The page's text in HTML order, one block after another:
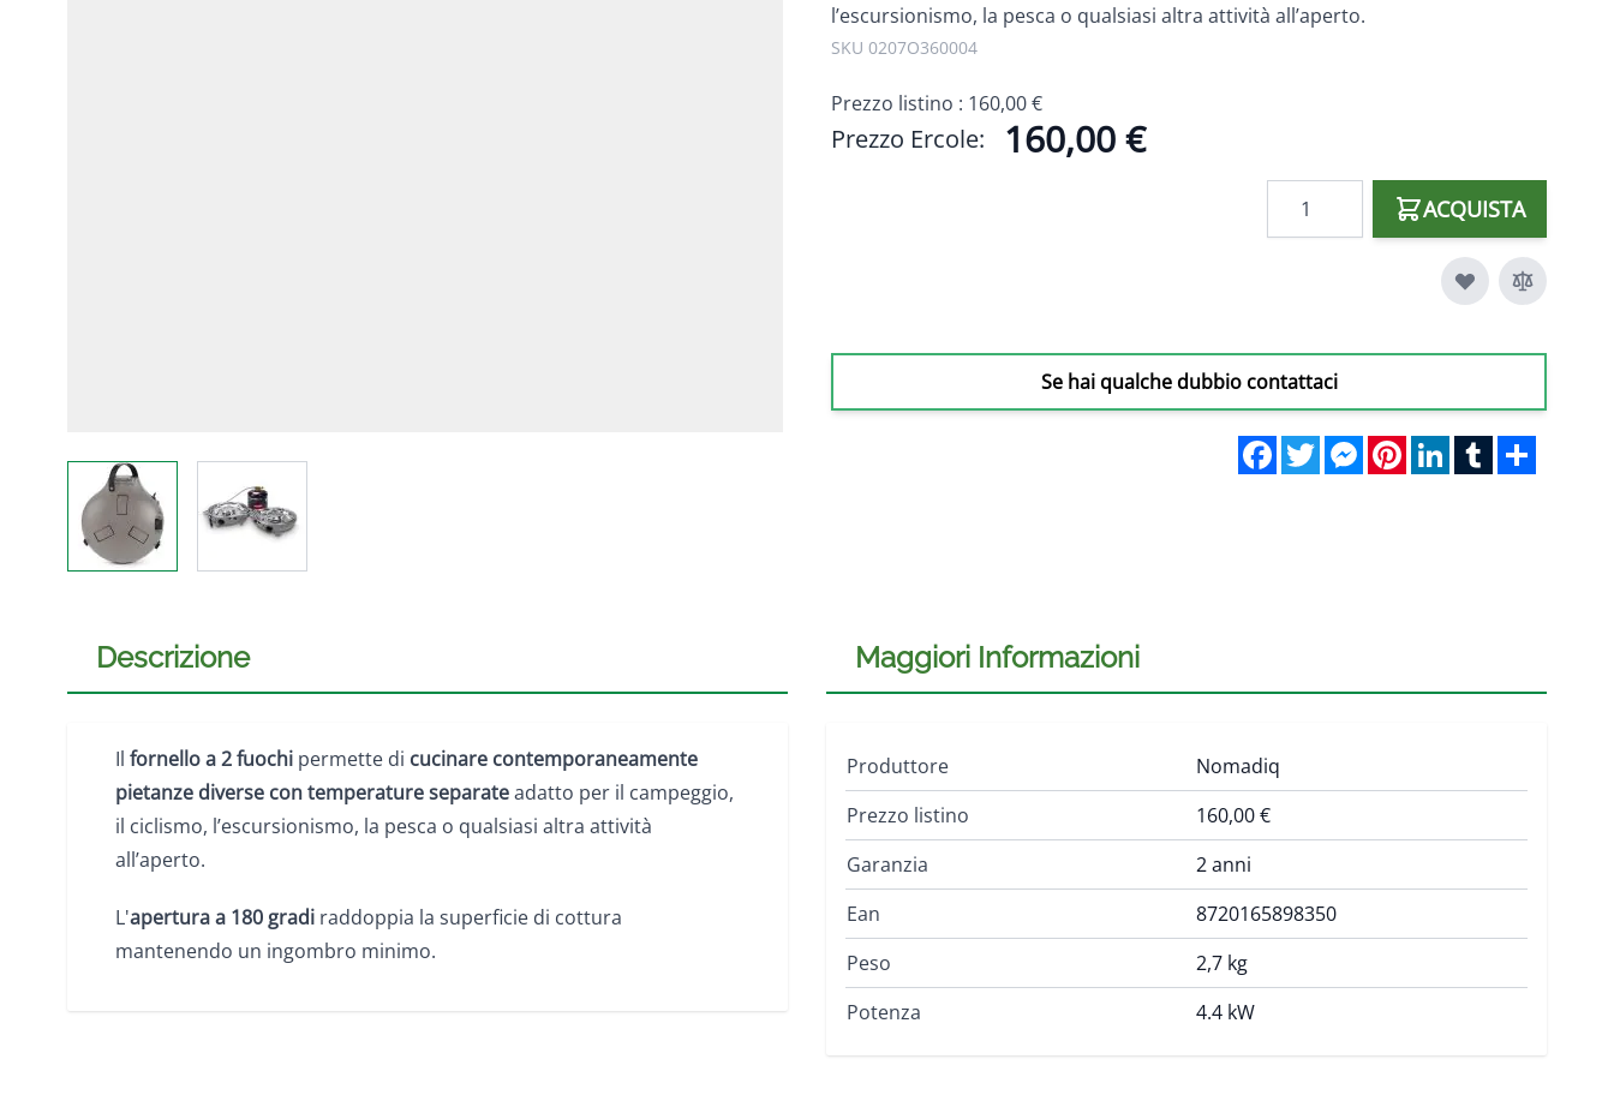
View larger image
l’escursionismo, la pesca o qualsiasi altra attività all’aperto.
SKU 0207O360004
Prezzo listino : 160,00 €
Prezzo Ercole: 160,00 €
ACQUISTA
Se hai qualche dubbio contattaci
FacebookTwitterMessengerPinterestLinkedInTumblr
Descrizione
Il fornello a 2 fuochi permette di cucinare contemporaneamente
pietanze diverse con temperature separateadatto per il campeggio,
il ciclismo, l’escursionismo, la pesca o qualsiasi altra attività
all’aperto.
L'apertura a 180 gradi raddoppia la superficie di cottura
mantenendo un ingombro minimo.
Maggiori Informazioni
Produttore
Nomadiq
Prezzo listino
160,00 €
Garanzia
2 anni
Ean
8720165898350
Peso
2,7 kg
Potenza
4.4 kW